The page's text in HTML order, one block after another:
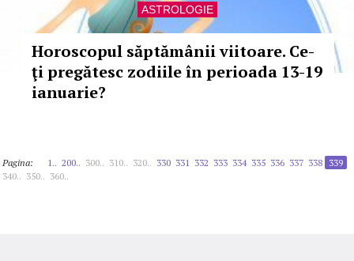
ASTROLOGIE
Horoscopul săptămânii viitoare. Ce-
ţi pregătesc zodiile în perioada 13-19
ianuarie?
Pagina: 1.. 200.. 300.. 310.. 320.. 330 331 332 333 334 335 336 337 338 339
340.. 350.. 360..